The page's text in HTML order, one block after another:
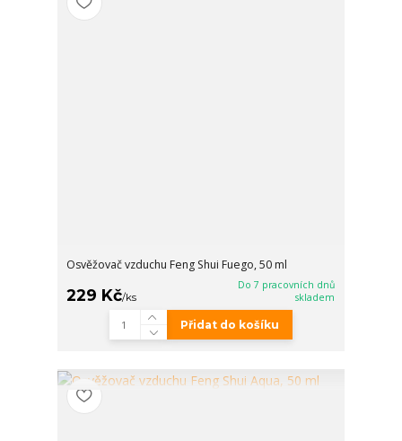
Osvěžovač vzduchu Feng Shui Fuego, 50 ml
229 Kč/ks
Do 7 pracovních dnů
skladem
Přidat do košíku